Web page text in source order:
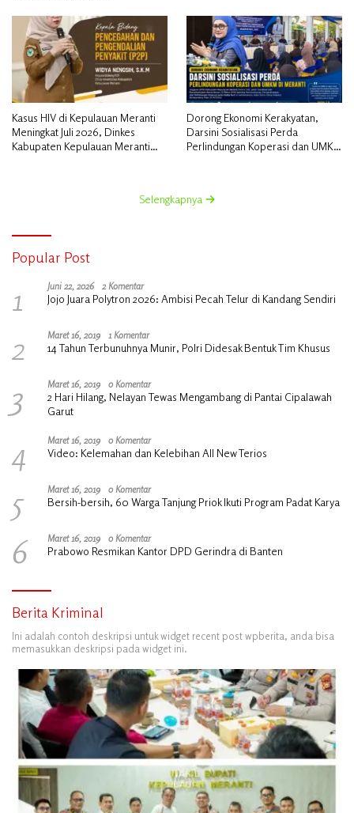
Kasus HIV di Kepulauan Meranti
Meningkat Juli 2026, Dinkes
Kabupaten Kepulauan Meranti
Dorong Ekonomi Kerakyatan,
Darsini Sosialisasi Perda
Perlindungan Koperasi dan UMKM
Selengkapnya
Popular Post
1 Juni 22, 2026 2 Komentar
Jojo Juara Polytron 2026: Ambisi Pecah Telur di Kandang Sendiri
2 Maret 16, 2019 1 Komentar
14 Tahun Terbunuhnya Munir, Polri Didesak Bentuk Tim Khusus
3 Maret 16, 2019 0 Komentar
2 Hari Hilang, Nelayan Tewas Mengambang di Pantai Cipalawah
Garut
4 Maret 16, 2019 0 Komentar
Video: Kelemahan dan Kelebihan All New Terios
5 Maret 16, 2019 0 Komentar
Bersih-bersih, 60 Warga Tanjung Priok Ikuti Program Padat Karya
6 Maret 16, 2019 0 Komentar
Prabowo Resmikan Kantor DPD Gerindra di Banten
Berita Kriminal
Ini adalah contoh deskripsi untuk widget recent post wpberita, anda bisa
memasukkan deskripsi pada widget ini.